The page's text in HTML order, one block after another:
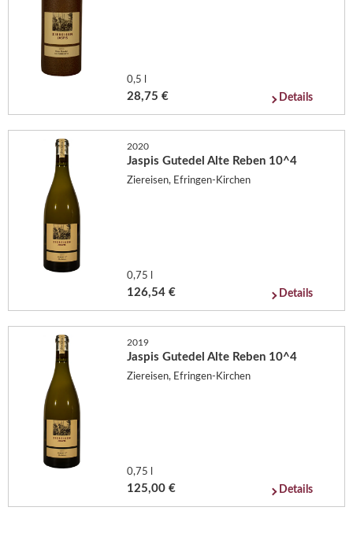
0,5 l
28,75 € Details
2020
Jaspis Gutedel Alte Reben 10^4
Ziereisen, Efringen-Kirchen
0,75 l
126,54 € Details
2019
Jaspis Gutedel Alte Reben 10^4
Ziereisen, Efringen-Kirchen
0,75 l
125,00 € Details